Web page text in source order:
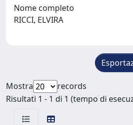
Nome completo
RICCI, ELVIRA
Mostra
records
Risultati 1 - 1 di 1 (tempo di